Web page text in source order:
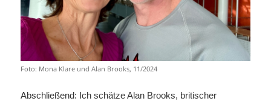
Foto: Mona Klare und Alan Brooks, 11/2024
Abschließend: Ich schätze Alan Brooks, britischer